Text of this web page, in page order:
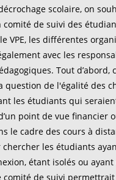
scolaire, on
de suivi des
VPE, les différentes
avec les
Tout d’abord,
de l'égalité des
les étudiants qui
point de vue financier
le cadre des cours à
les étudiants
étant isolés ou
comité de suivi